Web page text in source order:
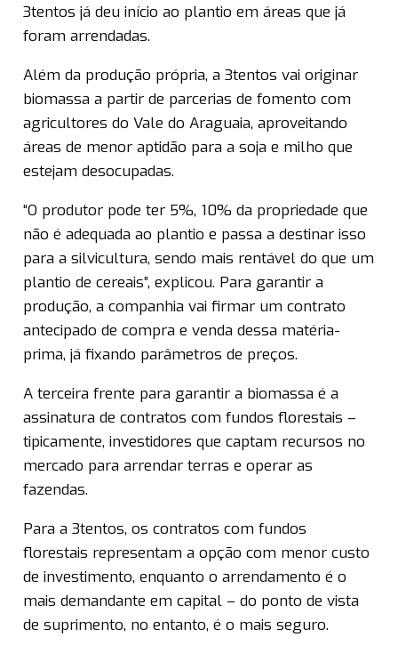
3tentos já deu início ao plantio em áreas que já
foram arrendadas.
Além da produção própria, a 3tentos vai originar
biomassa a partir de parcerias de fomento com
agricultores do Vale do Araguaia, aproveitando
áreas de menor aptidão para a soja e milho que
estejam desocupadas.
“O produtor pode ter 5%, 10% da propriedade que
não é adequada ao plantio e passa a destinar isso
para a silvicultura, sendo mais rentável do que um
plantio de cereais”, explicou. Para garantir a
produção, a companhia vai firmar um contrato
antecipado de compra e venda dessa matéria-
prima, já fixando parâmetros de preços.
A terceira frente para garantir a biomassa é a
assinatura de contratos com fundos florestais –
tipicamente, investidores que captam recursos no
mercado para arrendar terras e operar as
fazendas.
Para a 3tentos, os contratos com fundos
florestais representam a opção com menor custo
de investimento, enquanto o arrendamento é o
mais demandante em capital – do ponto de vista
de suprimento, no entanto, é o mais seguro.